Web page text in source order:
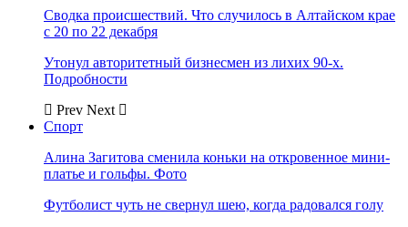
Сводка происшествий. Что случилось в Алтайском крае
с 20 по 22 декабря
Утонул авторитетный бизнесмен из лихих 90-х.
Подробности
Prev Next
Спорт
Алина Загитова сменила коньки на откровенное мини-
платье и гольфы. Фото
Футболист чуть не свернул шею, когда радовался голу